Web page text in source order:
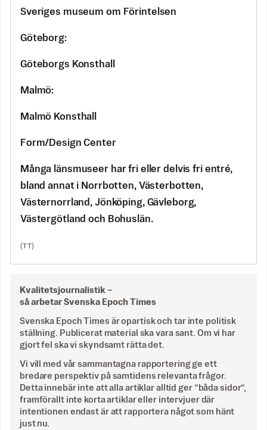
Sveriges museum om Förintelsen
Göteborg:
Göteborgs Konsthall
Malmö:
Malmö Konsthall
Form/Design Center
Många länsmuseer har fri eller delvis fri entré,
bland annat i Norrbotten, Västerbotten,
Västernorrland, Jönköping, Gävleborg,
Västergötland och Bohuslän.
(TT)
Kvalitetsjournalistik –
så arbetar Svenska Epoch Times
Svenska Epoch Times är opartisk och tar inte politisk
ställning. Publicerat material ska vara sant. Om vi har
gjort fel ska vi skyndsamt rätta det.
Vi vill med vår sammantagna rapportering ge ett
bredare perspektiv på samtidens relevanta frågor.
Detta innebär inte att alla artiklar alltid ger ”båda sidor”,
framförallt inte korta artiklar eller intervjuer där
intentionen endast är att rapportera något som hänt
just nu.